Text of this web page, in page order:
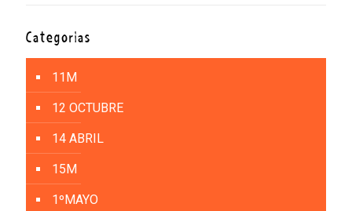
Categorías
11M
12 OCTUBRE
14 ABRIL
15M
1ºMAYO